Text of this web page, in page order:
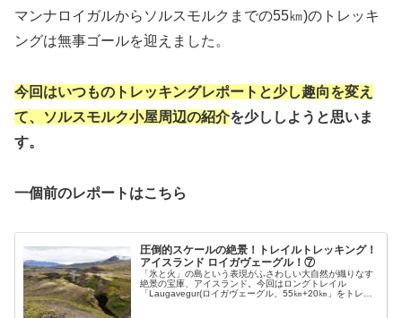
マンナロイガルからソルスモルクまでの55㎞)のトレッキ
ングは無事ゴールを迎えました。
今回はいつものトレッキングレポートと少し趣向を変え
て、ソルスモルク小屋周辺の紹介を少ししようと思いま
す。
一個前のレポートはこちら
圧倒的スケールの絶景！トレイルトレッキング！
アイスランド ロイガヴェーグル！⑦
「氷と火」の島という表現がふさわしい大自然が織りなす
絶景の宝庫、アイスランド。今回はロングトレイル
「Laugavegur(ロイガヴェーグル、55㎞+20㎞」をトレッ